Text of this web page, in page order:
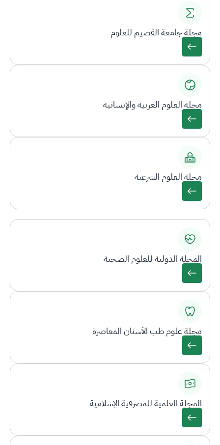
مجلة جامعة القصيم للعلوم
مجلة العلوم العربية والإنسانية
مجلة العلوم الشرعية
المجلة الدولية للعلوم الصحية
مجلة علوم طب الأسنان المعاصرة
المجلة العلمية للمصرفية الإسلامية